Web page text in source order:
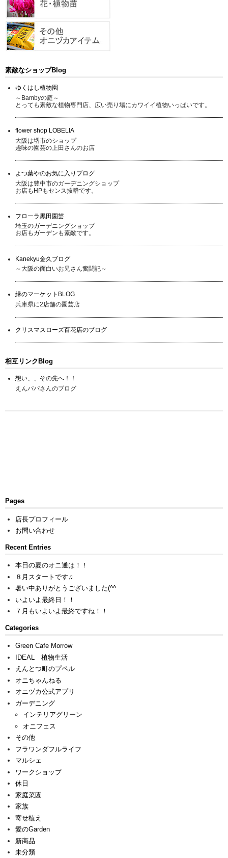
素敵なショップBlog
ゆくはし植物園
～Bambyの庭～
とっても素敵な植物専門店、広い売り場にカワイイ植物いっぱいです。
flower shop LOBELIA
大阪は堺市のショップ
趣味の園芸の上田さんのお店
よつ葉やのお気に入りブログ
大阪は豊中市のガーデニングショップ
お店もHPもセンス抜群です。
フローラ黒田園芸
埼玉のガーデニングショップ
お店もガーデンも素敵です。
Kanekyu金久ブログ
～大阪の面白いお兄さん奮闘記～
緑のマーケットBLOG
兵庫県に2店舗の園芸店
クリスマスローズ百花店のブログ
相互リンクBlog
想い、、その先へ！！
えんパパさんのブログ
Pages
店長プロフィール
お問い合わせ
Recent Entries
本日の夏のオニ通は！！
８月スタートです♫
暑い中ありがとうございました(^^ゞ
いよいよ最終日！！
７月もいよいよ最終ですね！！
Categories
Green Cafe Morrow
IDEAL 植物生活
えんとつ町のプペル
オニちゃんねる
オニヅカ公式アプリ
ガーデニング
インテリアグリーン
オニフェス
その他
フラワンダフルライフ
マルシェ
ワークショップ
休日
家庭菜園
家族
寄せ植え
愛のGarden
新商品
未分類